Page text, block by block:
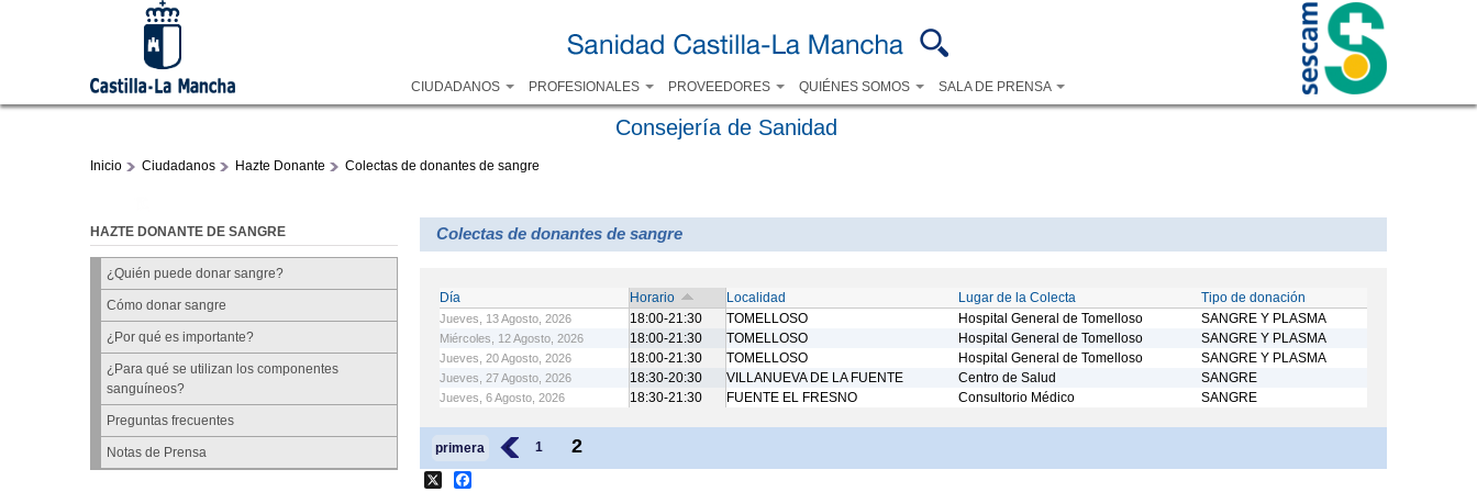
principal
CIUDADANOS PROFESIONALES PROVEEDORES QUIÉNES SOMOS SALA DE PRENSA
Consejería de Sanidad
Inicio Ciudadanos Hazte Donante Colectas de donantes de sangre
HAZTE DONANTE DE SANGRE
¿Quién puede donar sangre?
Cómo donar sangre
¿Por qué es importante?
¿Para qué se utilizan los componentes
sanguíneos?
Preguntas frecuentes
Notas de Prensa
Colectas de donantes de sangre
Día Horario Localidad Lugar de la Colecta Tipo de donación
Jueves, 13 Agosto, 2026 18:00-21:30 TOMELLOSO Hospital General de Tomelloso SANGRE Y PLASMA
Miércoles, 12 Agosto, 2026 18:00-21:30 TOMELLOSO Hospital General de Tomelloso SANGRE Y PLASMA
Jueves, 20 Agosto, 2026 18:00-21:30 TOMELLOSO Hospital General de Tomelloso SANGRE Y PLASMA
Jueves, 27 Agosto, 2026 18:30-20:30 VILLANUEVA DE LA FUENTE Centro de Salud SANGRE
Jueves, 6 Agosto, 2026 18:30-21:30 FUENTE EL FRESNO Consultorio Médico SANGRE
Páginas
primera ‹ 1 2